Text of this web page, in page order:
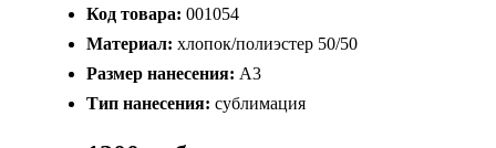
Код товара: 001054
Материал: хлопок/полиэстер 50/50
Размер нанесения: А3
Тип нанесения: сублимация